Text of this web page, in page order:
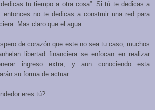
tu tiempo a otra cosa”. Si tú te dedicas a
entonces no te dedicas a construir una red para
Mas claro que el agua.
de corazón que este no sea tu caso, muchos
libertad financiera se enfocan en realizar
ingreso extra, y aun conociendo esta
án su forma de actuar.
eres tú?